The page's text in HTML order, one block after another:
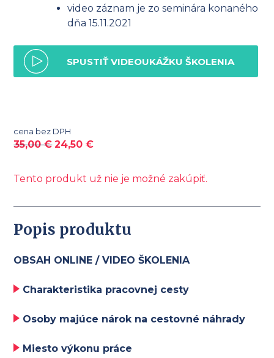
video záznam je zo seminára konaného
dňa 15.11.2021
SPUSTIŤ VIDEOUKÁŽKU ŠKOLENIA
cena bez DPH
35,00€ 24,50€
Tento produkt už nie je možné zakúpiť.
Popis produktu
OBSAH ONLINE / VIDEO ŠKOLENIA
Charakteristika pracovnej cesty
Osoby majúce nárok na cestovné náhrady
Miesto výkonu práce